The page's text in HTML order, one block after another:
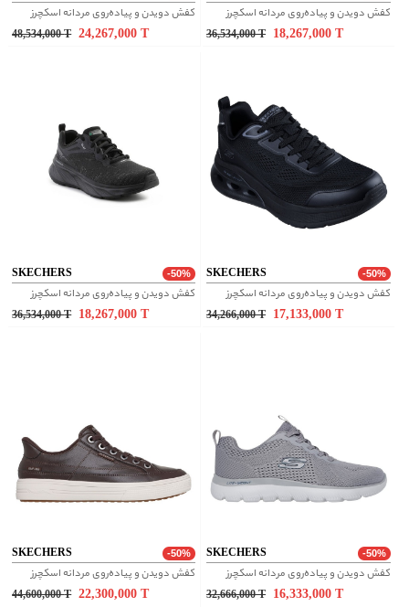
کفش دویدن و پیاده‌روی مردانه اسکچرز
48,534,000 T 24,267,000
کفش دویدن و پیاده‌روی مردانه اسکچرز
36,534,000 T 18,267,000
SKECHERS -50%
کفش دویدن و پیاده‌روی مردانه اسکچرز
36,534,000 T 18,267,000
SKECHERS -50%
کفش دویدن و پیاده‌روی مردانه اسکچرز
34,266,000 T 17,133,000
SKECHERS -50%
کفش دویدن و پیاده‌روی مردانه اسکچرز
44,600,000 T 22,300,000
SKECHERS -50%
کفش دویدن و پیاده‌روی مردانه اسکچرز
32,666,000 T 16,333,000